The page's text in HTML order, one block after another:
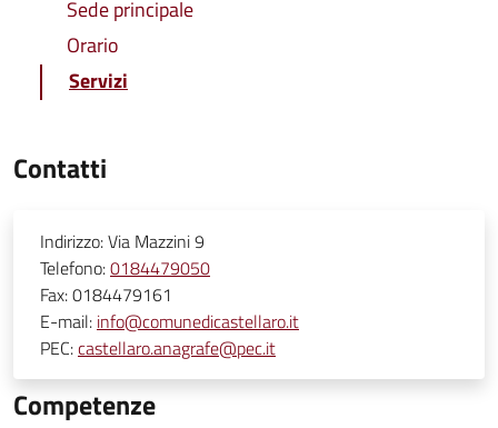
Sede principale
Orario
Servizi
Contatti
Indirizzo:Via Mazzini 9
Telefono:0184479050
Fax:0184479161
E-mail: info@comunedicastellaro.it
PEC:castellaro.anagrafe@pec.it
Competenze